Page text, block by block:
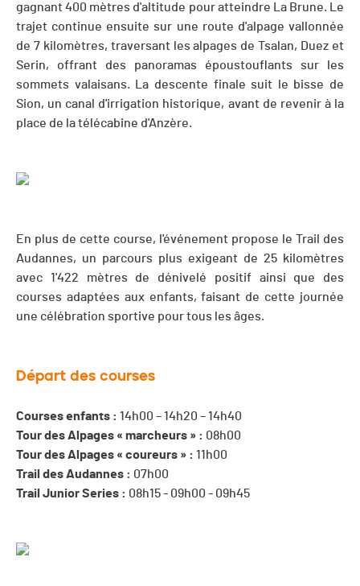
gagnant 400 mètres d'altitude pour atteindre La Brune. Le
trajet continue ensuite sur une route d'alpage vallonnée
de 7 kilomètres, traversant les alpages de Tsalan, Duez et
Serin, offrant des panoramas époustouflants sur les
sommets valaisans. La descente finale suit le bisse de
Sion, un canal d'irrigation historique, avant de revenir à la
place de la télécabine d'Anzère.
En plus de cette course, l'événement propose le Trail des
Audannes, un parcours plus exigeant de 25 kilomètres
avec 1'422 mètres de dénivelé positif ainsi que des
courses adaptées aux enfants, faisant de cette journée
une célébration sportive pour tous les âges.
Départ des courses
Courses enfants : 14h00 – 14h20 – 14h40
Tour des Alpages « marcheurs » : 08h00
Tour des Alpages « coureurs » : 11h00
Trail des Audannes : 07h00
Trail Junior Series : 08h15 - 09h00 - 09h45